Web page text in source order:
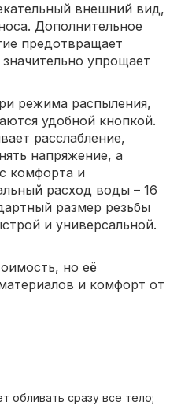
внешний вид,
Дополнительное
предотвращает
упрощает
режима распыления,
удобной кнопкой.
расслабление,
напряжение, а
комфорта и
расход воды – 16
размер резьбы
и универсальной.
но её
и комфорт от
обливать сразу все тело;